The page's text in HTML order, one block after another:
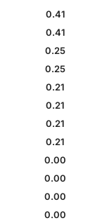
0.41
0.41
0.25
0.25
0.21
0.21
0.21
0.21
0.00
0.00
0.00
0.00